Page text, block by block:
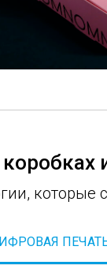
которые